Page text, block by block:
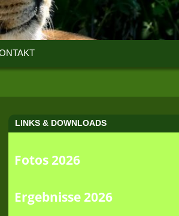
LINKS & DOWNLOADS
Fotos 2026
Ergebnisse 2026